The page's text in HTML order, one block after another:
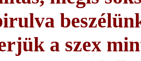
a szex